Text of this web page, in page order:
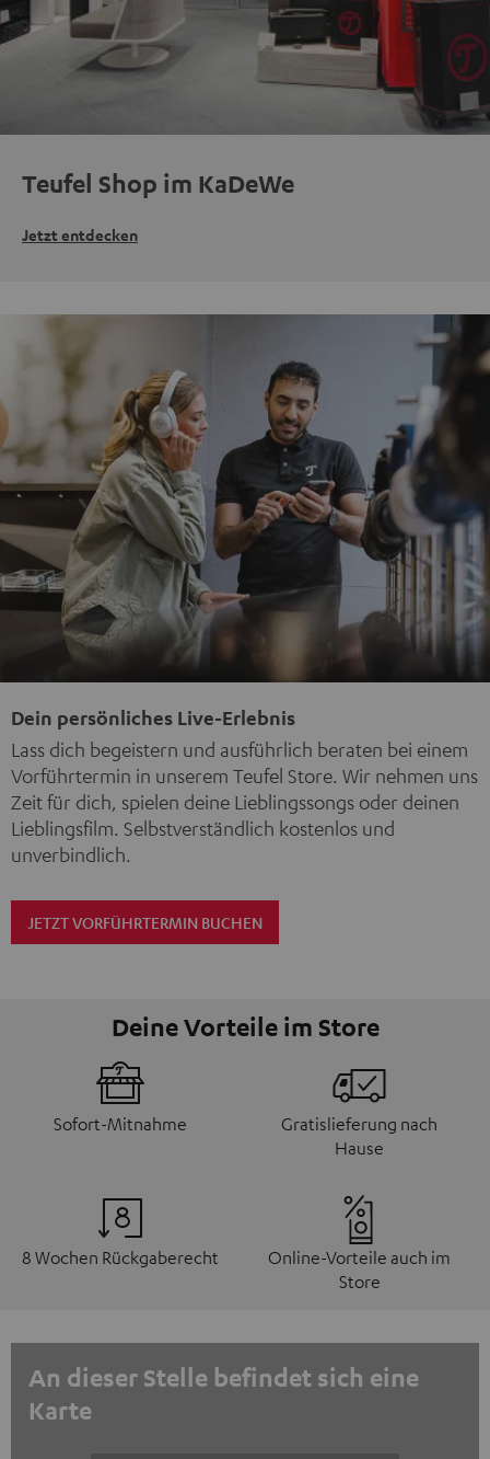
Teufel Shop im KaDeWe
Jetzt entdecken
Dein persönliches Live-Erlebnis
Lass dich begeistern und ausführlich beraten bei einem
Vorführtermin in unserem Teufel Store. Wir nehmen uns
Zeit für dich, spielen deine Lieblingssongs oder deinen
Lieblingsfilm. Selbstverständlich kostenlos und
unverbindlich.
JETZT VORFÜHRTERMIN BUCHEN
Deine Vorteile im Store
Sofort-Mitnahme
Gratislieferung nach
Hause
8 Wochen Rückgaberecht
Online-Vorteile auch im
Store
An dieser Stelle befindet sich eine
Karte